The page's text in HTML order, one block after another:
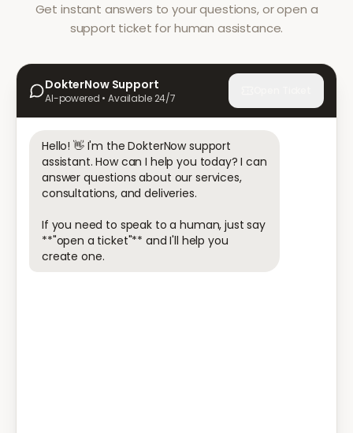
Get instant answers to your questions, or open a
support ticket for human assistance.
DokterNow Support
AI-powered • Available 24/7
Hello! 👋 I'm the DokterNow support
assistant. How can I help you today? I can
answer questions about our services,
consultations, and deliveries.
If you need to speak to a human, just say
**"open a ticket"** and I'll help you
create one.